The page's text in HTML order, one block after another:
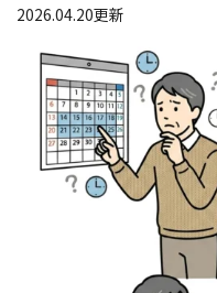
2026.04.20更新